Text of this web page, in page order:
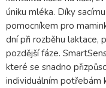
úniku mléka. Díky
pomocníkem pro
dní při rozběhu laktace,
pozdější fáze.
které se snadno
individuálním potřebám